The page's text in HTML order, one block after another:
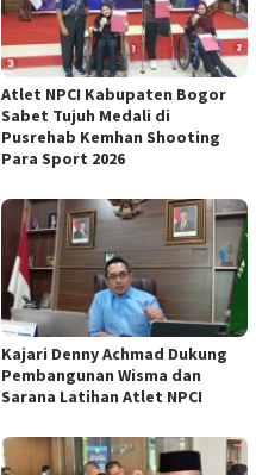
Atlet NPCI Kabupaten Bogor
Sabet Tujuh Medali di
Pusrehab Kemhan Shooting
Para Sport 2026
Kajari Denny Achmad Dukung
Pembangunan Wisma dan
Sarana Latihan Atlet NPCI